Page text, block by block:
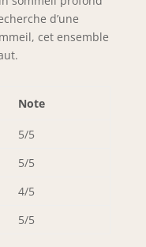
d’une
cet ensemble
Note
5/5
5/5
4/5
5/5